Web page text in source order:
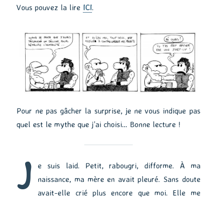
Vous pouvez la lire ICI.
Pour ne pas gâcher la surprise, je ne vous indique pas
quel est le mythe que j’ai choisi… Bonne lecture !
J
e suis laid. Petit, rabougri, difforme. À ma
naissance, ma mère en avait pleuré. Sans doute
avait-elle crié plus encore que moi. Elle me